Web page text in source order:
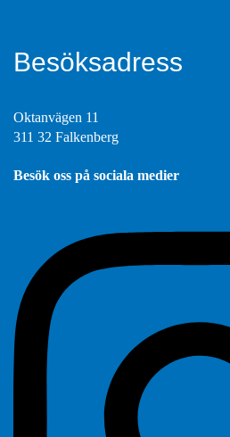
Besöksadress
Oktanvägen 11
311 32 Falkenberg
Besök oss på sociala medier